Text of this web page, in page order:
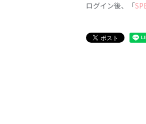
ログイン後、「